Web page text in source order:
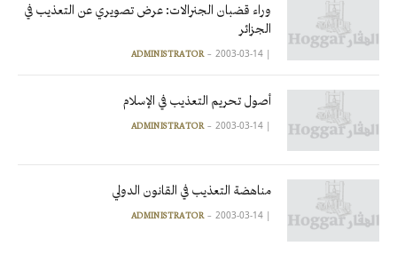
وراء قضبان الجنرالات: عرض تصويري عن التعذيب في
الجزائر
|
ADMINISTRATOR 2003-03-14
أصول تحريم التعذيب في الإسلام
|
ADMINISTRATOR 2003-03-14
مناهضة التعذيب في القانون الدولي
|
ADMINISTRATOR 2003-03-14